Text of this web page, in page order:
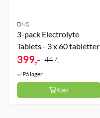
DNS
3-pack Electrolyte
Tablets - 3 x 60 tabletter
399,- 447,-
På lager
Kjøp